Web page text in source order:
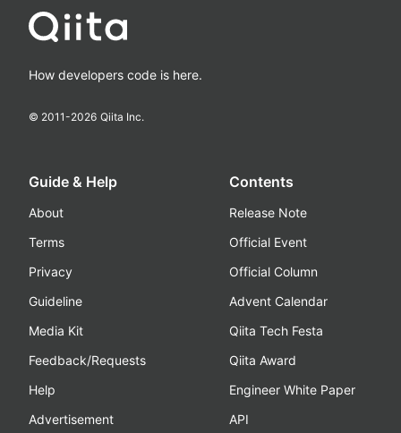
How developers code is here.
© 2011-2026 Qiita Inc.
Guide & Help
About
Terms
Privacy
Guideline
Media Kit
Feedback/Requests
Help
Advertisement
Contents
Release Note
Official Event
Official Column
Advent Calendar
Qiita Tech Festa
Qiita Award
Engineer White Paper
API